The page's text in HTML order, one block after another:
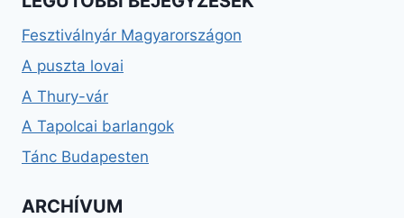
Fesztiválnyár Magyarországon
A puszta lovai
A Thury-vár
A Tapolcai barlangok
Tánc Budapesten
ARCHÍVUM